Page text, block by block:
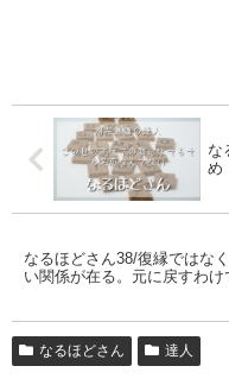
な
め
なるほどさん38/復縁ではな
い関係が在る。元に戻すわけ
なるほどさん 達人